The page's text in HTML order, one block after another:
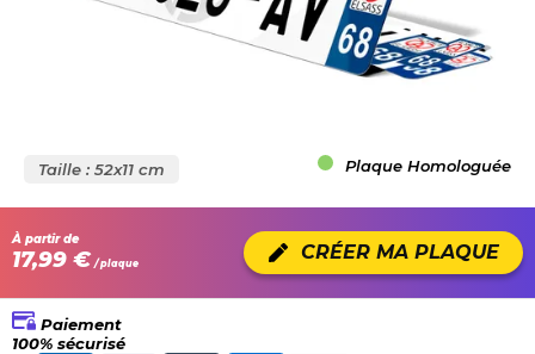
Taille : 52x11 cm Plaque Homologuée
À partir de
17,99 € / plaque CRÉER MA PLAQUE
Paiement
100% sécurisé